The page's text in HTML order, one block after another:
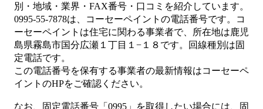
別・地域・業界・FAX番号・口コミを紹介しています。
0995-55-7878は、 コーセーペイント の電話番号です。
コ
ーセーペイントは住宅に関わる事業者で、所在地は鹿児
島県霧島市国分広瀬１丁目１−１８ です。 回線種別は固
定電話です。
この電話番号を保有する事業者の最新情報はコーセーペ
イント のHPをご確認ください。
なお、固定電話番号「 0995 」を取得したい場合には、
固